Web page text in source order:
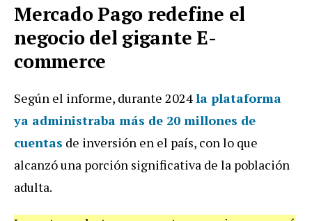
Mercado Pago redefine el
negocio del gigante E-
commerce
Según el informe, durante 2024la plataforma
ya administraba más de 20 millones de
cuentas de inversión en el país, con lo que
alcanzó una porción significativa de la población
adulta.